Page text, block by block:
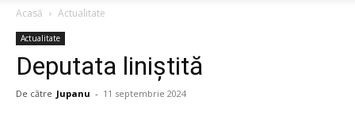
Acasă Actualitate
Actualitate
Deputata liniștită
De către Jupanu - 11 septembrie 2024